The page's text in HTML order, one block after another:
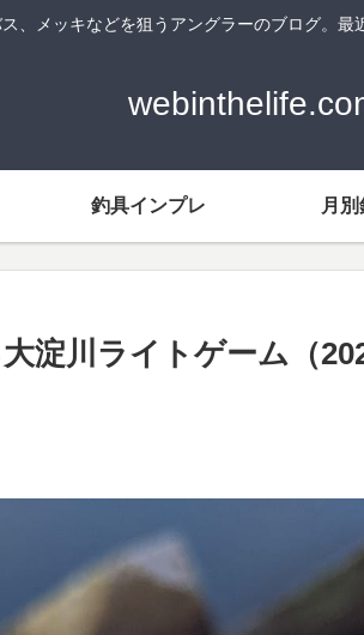
、メッキなどを狙うアングラーのブログ。最
釣具インプレ 月
淀川ライトゲーム（